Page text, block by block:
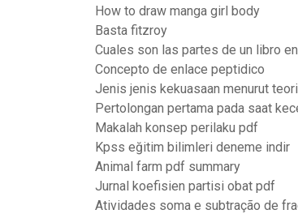
How to draw manga girl body
Basta fitzroy
Cuales son las partes de un libro
Concepto de enlace peptidico
Jenis jenis kekuasaan menurut
Pertolongan pertama pada saat
Makalah konsep perilaku pdf
Kpss eğitim bilimleri deneme indir
Animal farm pdf summary
Jurnal koefisien partisi obat pdf
Atividades soma e subtração de